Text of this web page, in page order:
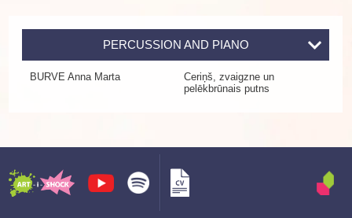
PERCUSSION AND PIANO
BURVE Anna Marta
Ceriņš, zvaigzne un
pelēkbrūnais putns